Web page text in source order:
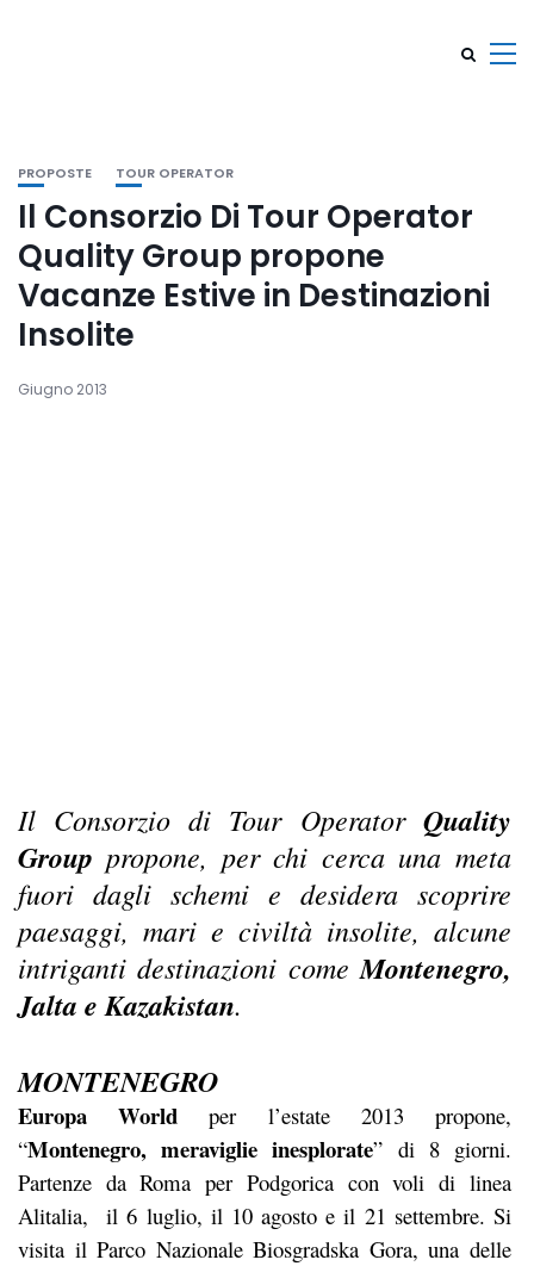
PROPOSTE TOUR OPERATOR
Il Consorzio Di Tour Operator
Quality Group propone
Vacanze Estive in Destinazioni
Insolite
Giugno 2013
Il Consorzio di Tour Operator Quality
Group propone, per chi cerca una meta
fuori dagli schemi e desidera scoprire
paesaggi, mari e civiltà insolite, alcune
intriganti destinazioni come Montenegro,
Jalta e Kazakistan.
MONTENEGRO
Europa World per l’estate 2013 propone,
“Montenegro, meraviglie inesplorate” di 8 giorni.
Partenze da Roma per Podgorica con voli di linea
Alitalia, il 6 luglio, il 10 agosto e il 21 settembre. Si
visita il Parco Nazionale Biosgradska Gora, una delle